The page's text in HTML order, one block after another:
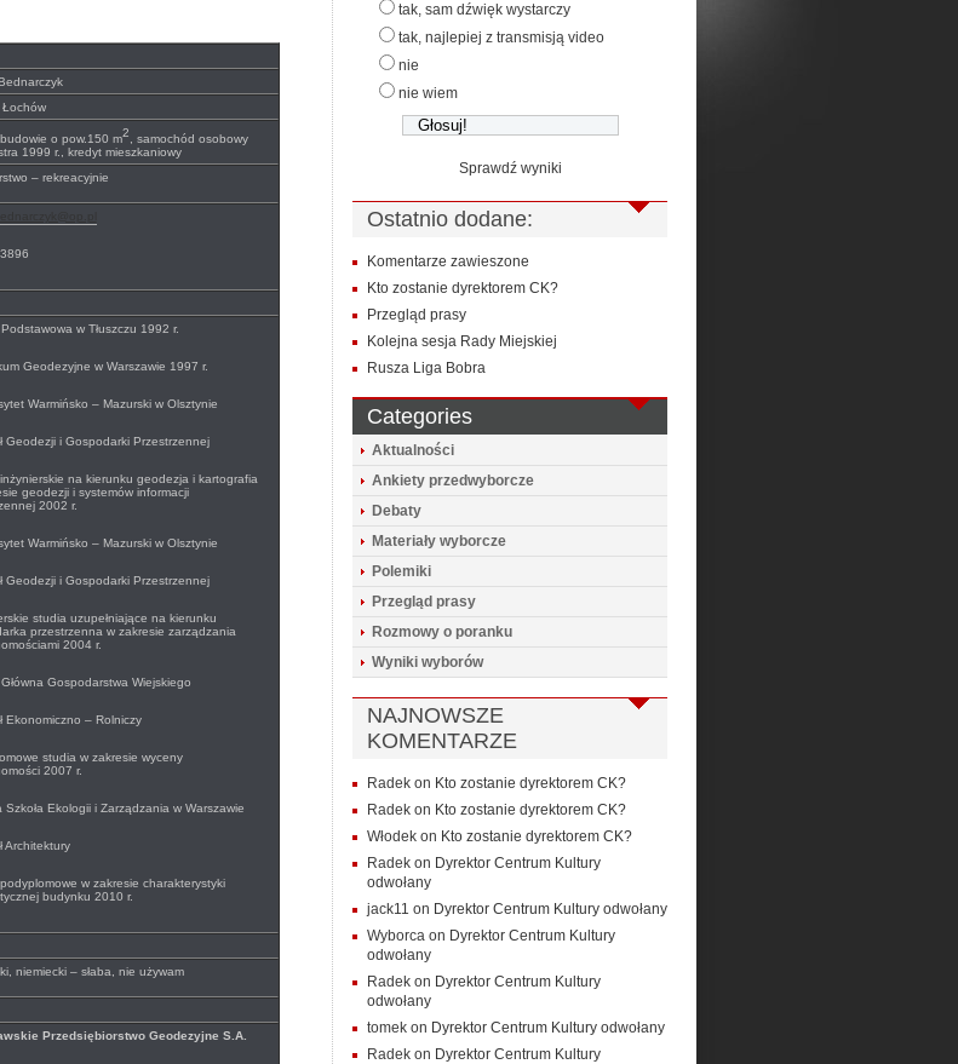
Łochów
o pow.150 m2 , samochód osobowy
1999 r., kredyt mieszkaniowy
– rekreacyjnie
Podstawowa w Tłuszczu 1992 r.
Geodezyjne w Warszawie 1997 r.
Warmińsko – Mazurski w Olsztynie
Geodezji i Gospodarki Przestrzennej
na kierunku geodezja i kartografia
geodezji i systemów informacji
2002 r.
Warmińsko – Mazurski w Olsztynie
Geodezji i Gospodarki Przestrzennej
studia uzupełniające na kierunku
przestrzenna w zakresie zarządzania
2004 r.
Główna Gospodarstwa Wiejskiego
Ekonomiczno – Rolniczy
studia w zakresie wyceny
2007 r.
Szkoła Ekologii i Zarządzania w Warszawie
Architektury
w zakresie charakterystyki
budynku 2010 r.
niemiecki – słaba, nie używam
Przedsiębiorstwo Geodezyjne S.A.
tak, sam dźwięk wystarczy
tak, najlepiej z transmisją video
nie
nie wiem
Sprawdź wyniki
Ostatnio dodane:
Komentarze zawieszone
Kto zostanie dyrektorem CK?
Przegląd prasy
Kolejna sesja Rady Miejskiej
Rusza Liga Bobra
Categories
Aktualności
Ankiety przedwyborcze
Debaty
Materiały wyborcze
Polemiki
Przegląd prasy
Rozmowy o poranku
Wyniki wyborów
NAJNOWSZE
KOMENTARZE
Radek on Kto zostanie dyrektorem CK?
Radek on Kto zostanie dyrektorem CK?
Włodek on Kto zostanie dyrektorem CK?
Radek on Dyrektor Centrum Kultury
odwołany
jack11 on Dyrektor Centrum Kultury odwołany
Wyborca on Dyrektor Centrum Kultury
odwołany
Radek on Dyrektor Centrum Kultury
odwołany
tomek on Dyrektor Centrum Kultury odwołany
Radek on Dyrektor Centrum Kultury